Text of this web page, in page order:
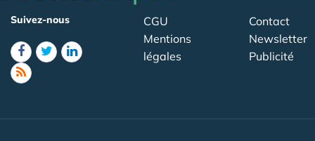
Suivez-nous
CGU
Mentions
légales
Contact
Newsletter
Publicité